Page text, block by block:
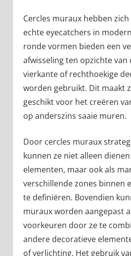
Cercles muraux hebben zich
echte eyecatchers in
ronde vormen bieden een
afwisseling ten opzichte van
vierkante of rechthoekige
worden gebruikt. Dit maakt
geschikt voor het creëren
op anderszins saaie muren.
Door cercles muraux
kunnen ze niet alleen
elementen, maar ook als
verschillende zones binnen
te definiëren. Bovendien
muraux worden aangepast
voorkeuren door ze te
andere decoratieve
of verlichting. Het gebruik